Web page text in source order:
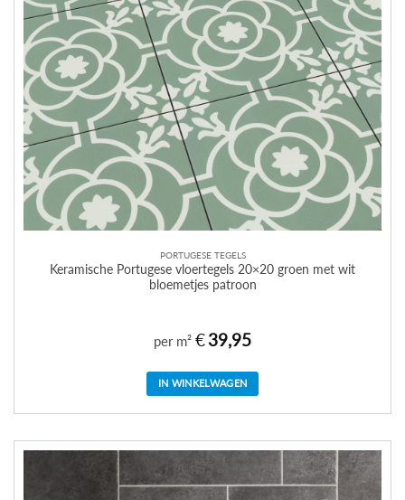
PORTUGESE TEGELS
Keramische Portugese vloertegels 20×20 groen met wit
bloemetjes patroon
per m² €39,95
IN WINKELWAGEN